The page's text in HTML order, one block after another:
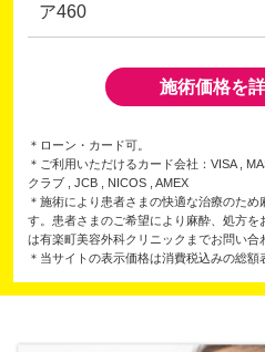
ア460
施術価格を
＊ローン・カード可。
＊ご利用いただけるカード会社：VISA ,
クラブ , JCB , NICOS , AMEX
＊施術により患者さまの快適な治療のた
す。患者さまのご希望により麻酔、処方を
は有楽町美容外科クリニックまでお問い合
＊当サイトの表示価格は消費税込みの総額